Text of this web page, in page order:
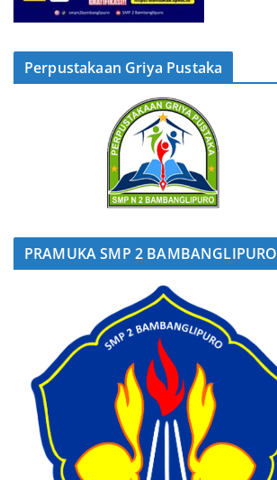
Perpustakaan Griya Pustaka
PRAMUKA SMP 2 BAMBANGLIPURO